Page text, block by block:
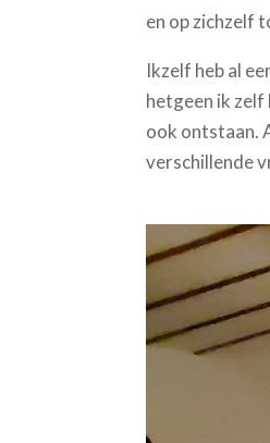
en op zichzelf
Ikzelf heb al
hetgeen ik zelf
ook ontstaan.
verschillende